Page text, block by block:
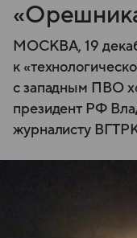
МОСКВА, 19
к
с западным ПВО
президент РФ
журналисту